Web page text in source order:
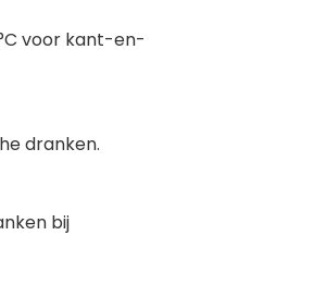
voor kant-en-
dranken.
bij